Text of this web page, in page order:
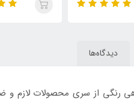
دیدگاه‌ها
طرح ماهی رنگی از سری محصولات